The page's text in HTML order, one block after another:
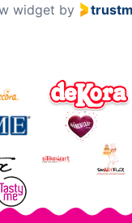
widget by